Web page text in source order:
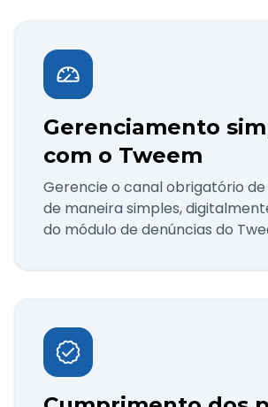
Gerenciamento
com o Tweem
Gerencie o canal obrigatório de
de maneira simples,
do módulo de denúncias do